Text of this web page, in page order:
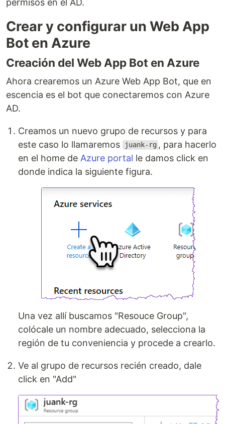
Crear y configurar un Web App
Bot en Azure
Creación del Web App Bot en Azure
Ahora crearemos un Azure Web App Bot, que en
escencia es el bot que conectaremos con Azure
AD.
Creamos un nuevo grupo de recursos y para
este caso lo llamaremos
juank-rg , para hacerlo
en el home de Azure portal le damos click en
donde indica la siguiente figura.
Una vez allí buscamos "Resouce Group",
colócale un nombre adecuado, selecciona la
región de tu conveniencia y procede a crearlo.
Ve al grupo de recursos recién creado, dale
click en "Add"